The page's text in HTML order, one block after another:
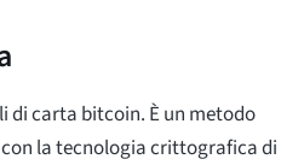
di carta bitcoin. È un metodo
la tecnologia crittografica di